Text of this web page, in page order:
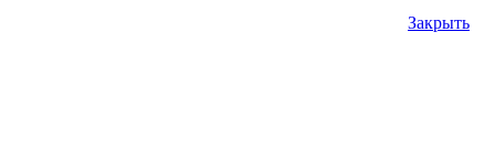
Закрыть